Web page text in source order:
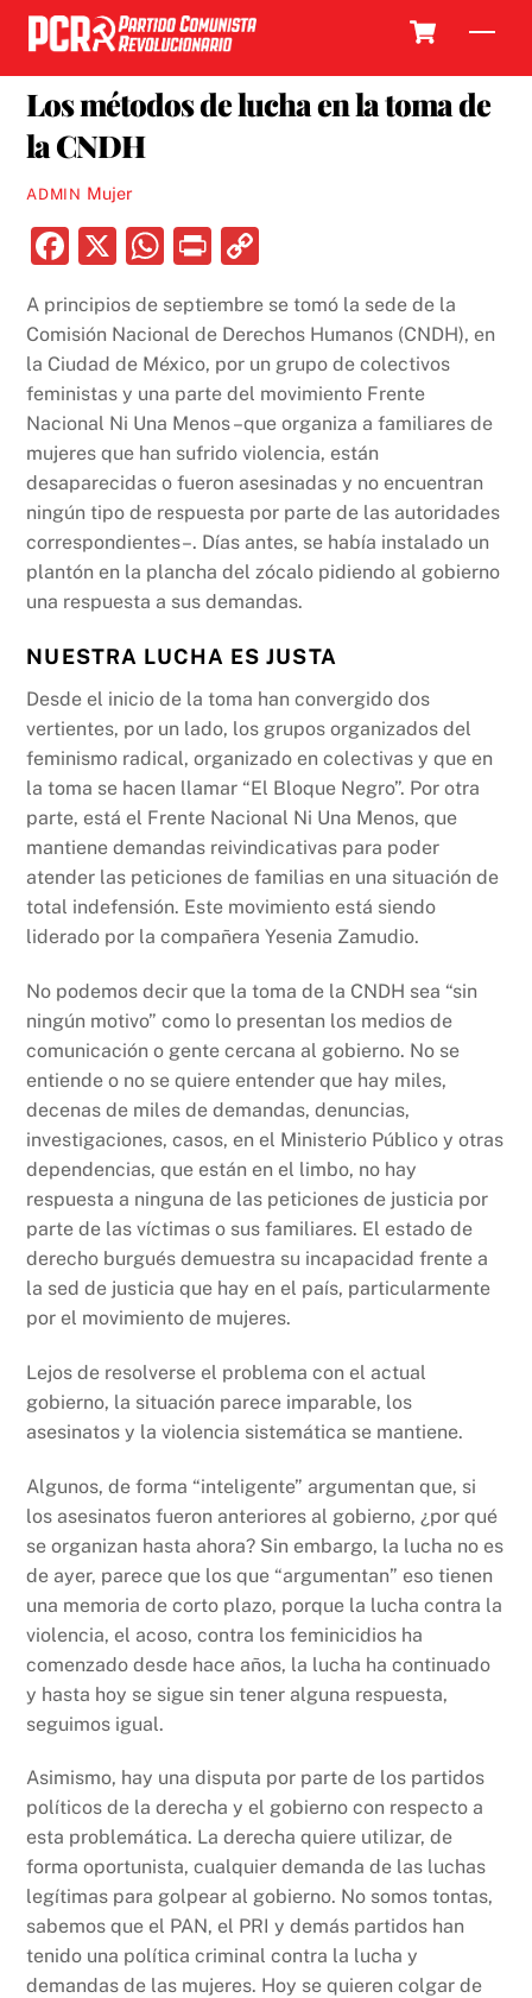
Skip
content
Los métodos de lucha en la toma de
la CNDH
ADMIN Mujer
F
c
e
b
o
o
k
X
W
at
s
A
p
p
P
nt p
y
Li
n
k
A principios de septiembre se tomó la sede de la
Comisión Nacional de Derechos Humanos (CNDH), en
la Ciudad de México, por un grupo de colectivos
feministas y una parte del movimiento Frente
Nacional Ni Una Menos –que organiza a familiares de
mujeres que han sufrido violencia, están
desaparecidas o fueron asesinadas y no encuentran
ningún tipo de respuesta por parte de las autoridades
correspondientes–. Días antes, se había instalado un
plantón en la plancha del zócalo pidiendo al gobierno
una respuesta a sus demandas.
NUESTRA LUCHA ES JUSTA
Desde el inicio de la toma han convergido dos
vertientes, por un lado, los grupos organizados del
feminismo radical, organizado en colectivas y que en
la toma se hacen llamar “El Bloque Negro”. Por otra
parte, está el Frente Nacional Ni Una Menos, que
mantiene demandas reivindicativas para poder
atender las peticiones de familias en una situación de
total indefensión. Este movimiento está siendo
liderado por la compañera Yesenia Zamudio.
No podemos decir que la toma de la CNDH sea “sin
ningún motivo” como lo presentan los medios de
comunicación o gente cercana al gobierno. No se
entiende o no se quiere entender que hay miles,
decenas de miles de demandas, denuncias,
investigaciones, casos, en el Ministerio Público y otras
dependencias, que están en el limbo, no hay
respuesta a ninguna de las peticiones de justicia por
parte de las víctimas o sus familiares. El estado de
derecho burgués demuestra su incapacidad frente a
la sed de justicia que hay en el país, particularmente
por el movimiento de mujeres.
Lejos de resolverse el problema con el actual
gobierno, la situación parece imparable, los
asesinatos y la violencia sistemática se mantiene.
Algunos, de forma “inteligente” argumentan que, si
los asesinatos fueron anteriores al gobierno, ¿por qué
se organizan hasta ahora? Sin embargo, la lucha no es
de ayer, parece que los que “argumentan” eso tienen
una memoria de corto plazo, porque la lucha contra la
violencia, el acoso, contra los feminicidios ha
comenzado desde hace años, la lucha ha continuado
y hasta hoy se sigue sin tener alguna respuesta,
seguimos igual.
Asimismo, hay una disputa por parte de los partidos
políticos de la derecha y el gobierno con respecto a
esta problemática. La derecha quiere utilizar, de
forma oportunista, cualquier demanda de las luchas
legítimas para golpear al gobierno. No somos tontas,
sabemos que el PAN, el PRI y demás partidos han
tenido una política criminal contra la lucha y
demandas de las mujeres. Hoy se quieren colgar de